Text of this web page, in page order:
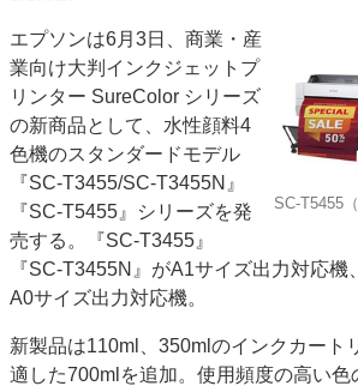
SDGs・地域
ポストプレス ビジネス
市場・統計
人事・移転・異動・訃報
特集記事カテゴリー一覧
2022 見える化・MIS特集
特集・デジタル印刷 アイデアで勝負！ ～多様なビ
JAPAN PACK 2023 特集
中古印刷機・製本機特集
特集・デジタル印刷 ～ 新成長軌道を描く
発刊案内
JFPI印刷用語集 印刷機材
SC-T5455
エプソンは6月3日、商業・産
業向け大判インクジェットプ
リンター SureColor シリーズ
の新商品として、水性顔料4
色機のスタンダードモデル
『SC-T3455/SC-T3455N』
『SC-T5455』シリーズを発
売する。『SC-T3455』
『SC-T3455N』がA1サイズ出力対応
A0サイズ出力対応機。
新製品は110ml、350mlのインクカート
適した700mlを追加。使用頻度の高い色